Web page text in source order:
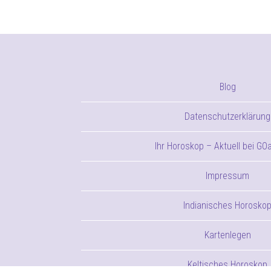
Blog
Datenschutzerklärung
Ihr Horoskop – Aktuell bei
Impressum
Indianisches Horoskop
Kartenlegen
Keltisches Horoskop